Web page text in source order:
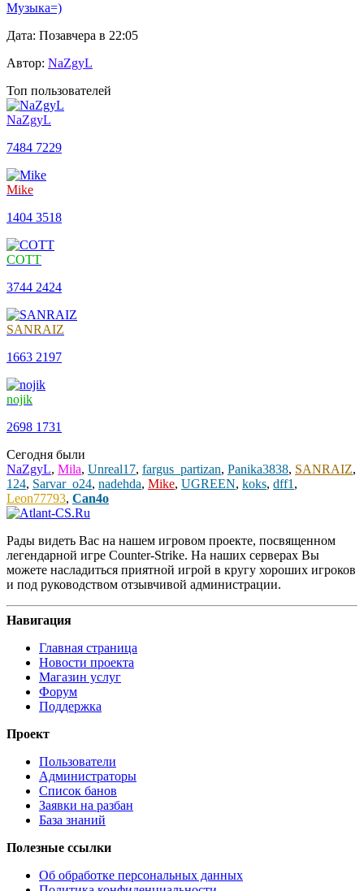
Музыка=)
Дата: Позавчера в 22:05
Автор: NaZgyL
Топ пользователей
NaZgyL
7484 7229
Mike
1404 3518
COTT
3744 2424
SANRAIZ
1663 2197
nojik
2698 1731
Сегодня были
NaZgyL, Mila, Unreal17, fargus_partizan, Panika3838, SANRAIZ,
124, Sarvar_o24, nadehda, Mike, UGREEN, koks, dff1,
Leon77793, Can4o
Рады видеть Вас на нашем игровом проекте, посвященном
легендарной игре Counter-Strike. На наших серверах Вы
можете насладиться приятной игрой в кругу хороших игроков
и под руководством отзывчивой администрации.
Навигация
Главная страница
Новости проекта
Магазин услуг
Форум
Поддержка
Проект
Пользователи
Администраторы
Список банов
Заявки на разбан
База знаний
Полезные ссылки
Об обработке персональных данных